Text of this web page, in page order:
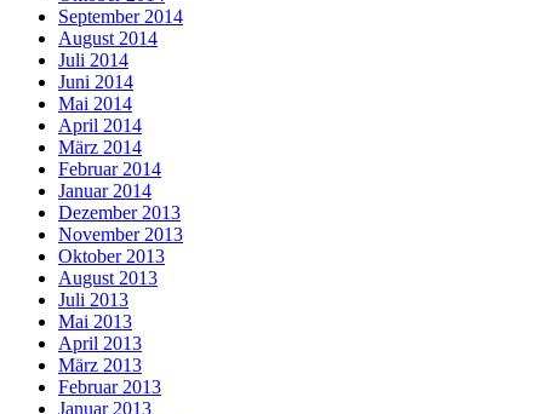
September 2014
August 2014
Juli 2014
Juni 2014
Mai 2014
April 2014
März 2014
Februar 2014
Januar 2014
Dezember 2013
November 2013
Oktober 2013
August 2013
Juli 2013
Mai 2013
April 2013
März 2013
Februar 2013
Januar 2013